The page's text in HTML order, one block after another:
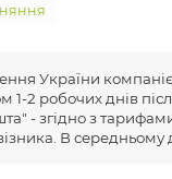
України
1-2 робочих днів
- згідно з
В середньому